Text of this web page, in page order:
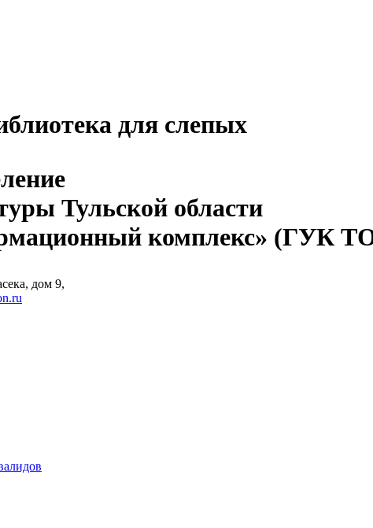
для слепых
Тульской области
комплекс» (ГУК
дом 9,